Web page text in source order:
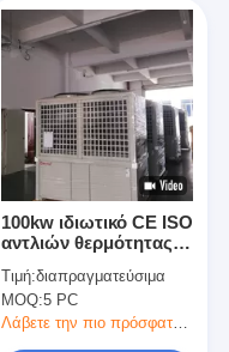
100kw ιδιωτικό CE ISO
αντλιών θερμότητας
πισινών υψηλής
αποδοτικότητας
Τιμή:διαπραγματεύσιμα
MOQ:5 PC
Λάβετε την πιο πρόσφατη τιμή